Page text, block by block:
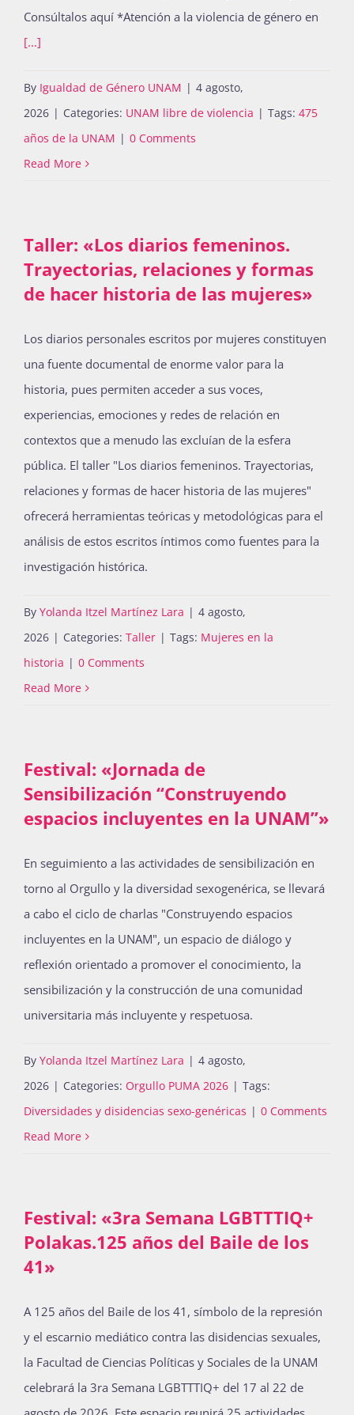
Consúltalos aquí *Atención a la violencia de género en
[...]
By Igualdad de Género UNAM | 4 agosto,
2026 | Categories: UNAM libre de violencia | Tags: 475
años de la UNAM | 0 Comments
Read More
Taller: «Los diarios femeninos.
Trayectorias, relaciones y formas
de hacer historia de las mujeres»
Los diarios personales escritos por mujeres constituyen
una fuente documental de enorme valor para la
historia, pues permiten acceder a sus voces,
experiencias, emociones y redes de relación en
contextos que a menudo las excluían de la esfera
pública. El taller "Los diarios femeninos. Trayectorias,
relaciones y formas de hacer historia de las mujeres"
ofrecerá herramientas teóricas y metodológicas para el
análisis de estos escritos íntimos como fuentes para la
investigación histórica.
By Yolanda Itzel Martínez Lara | 4 agosto,
2026 | Categories: Taller | Tags: Mujeres en la
historia | 0 Comments
Read More
Festival: «Jornada de
Sensibilización “Construyendo
espacios incluyentes en la UNAM”»
En seguimiento a las actividades de sensibilización en
torno al Orgullo y la diversidad sexogenérica, se llevará
a cabo el ciclo de charlas "Construyendo espacios
incluyentes en la UNAM", un espacio de diálogo y
reflexión orientado a promover el conocimiento, la
sensibilización y la construcción de una comunidad
universitaria más incluyente y respetuosa.
By Yolanda Itzel Martínez Lara | 4 agosto,
2026 | Categories: Orgullo PUMA 2026 | Tags:
Diversidades y disidencias sexo-genéricas | 0 Comments
Read More
Festival: «3ra Semana LGBTTTIQ+
Polakas.125 años del Baile de los
41»
A 125 años del Baile de los 41, símbolo de la represión
y el escarnio mediático contra las disidencias sexuales,
la Facultad de Ciencias Políticas y Sociales de la UNAM
celebrará la 3ra Semana LGBTTTIQ+ del 17 al 22 de